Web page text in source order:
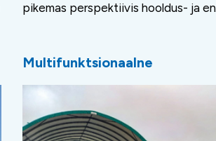
pikemas perspektiivis hooldus- ja
Multifunktsionaalne